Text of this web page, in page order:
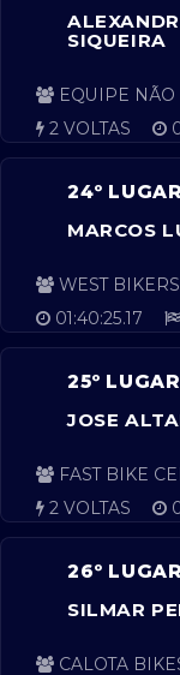
SIQUEIRA
EQUIPE
2 VOLTAS
24º LUGAR
MARCOS
WEST
01:40:25.17
25º LUGAR
JOSE
FAST BIKE
2 VOLTAS
26º LUGAR
SILMAR
CALOTA